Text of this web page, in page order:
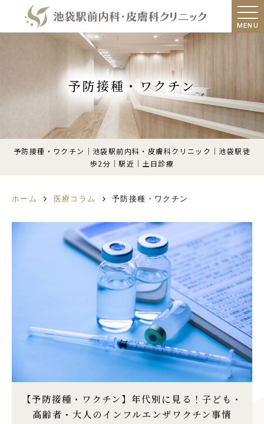
MENU
予防接種・ワクチン
予防接種・ワクチン｜池袋駅前内科・皮膚科クリニック｜池袋駅徒
歩2分｜駅近｜土日診療
ホーム 医療コラム 予防接種・ワクチン
【予防接種・ワクチン】年代別に見る！子ども・
高齢者・大人のインフルエンザワクチン事情